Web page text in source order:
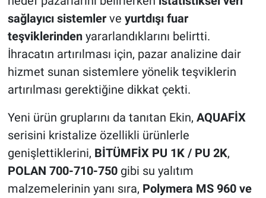
sağlayıcı sistemlerve yurtdışı fuar
teşviklerindenyararlandıklarını belirtti.
İhracatın artırılması için, pazar analizine dair
hizmet sunan sistemlere yönelik teşviklerin
artırılması gerektiğine dikkat çekti.
Yeni ürün gruplarını da tanıtan Ekin, AQUAFİX
serisini kristalize özellikli ürünlerle
genişlettiklerini, BİTÜMFİX PU 1K / PU 2K,
POLAN 700-710-750gibi su yalıtım
malzemelerinin yanı sıra, Polymera MS 960 ve